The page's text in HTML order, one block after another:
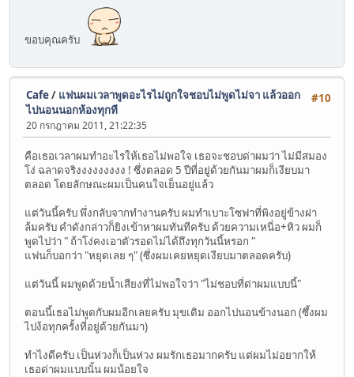
ขอบคุณครับ
#10
Cafe/ แฟนผมเวลาพูดอะไรไม่ถูกใจชอบไม่พูดไม่จา แล้วออก
ไปนอนนอกห้องทุกที
20 กรกฎาคม 2011, 21:22:35
คือเธอเวลาผมทำอะไรให้เธอไม่พอใจ เธอจะชอบด่าผมว่า ไม่มีสมอง
โง่ ฉลาดจริงงงงงงงงง ! ซึ่งตลอด 5 ปีที่อยู่ด้วยกันมาผมก็เงียบมา
ตลอด โดยลักษณะผมเป็นคนใจเย็นอยู่แล้ว
แต่วันนี้ครับ พึ่งกลับจากทำงานครับ ผมทำเบาะโซฟาที่พิงอยู่ข้างฝา
ล้มครับ คำดังกล่าวก็ยิงเข้าหาผมทันทีครับ ด้วยความเหนี่อ+หิว ผมก็
พูดไปว่า " ถ้าโง่คงเอาตัวรอดไม่ได้ถึงทุกวันนี้หรอก "
แฟนก็บอกว่า "หยุดเลย ๆ" (ซึ่งผมเคยหยุดเงียบมาตลอดครับ)
แต่วันนี้ ผมพูดด้วยน้ำเสียงที่ไม่พอใจว่า "ไม่ชอบที่ด่าผมแบบนี้"
ตอนนี้เธอไม่พูดกับผมอีกเลยครับ มุขเดิม ออกไปนอนข้างนอก (ซึ้งผม
ไปง้อทุกครั้งที่อยู่ด้วยกันมา)
ทำไงดีครับ เป็นห่วงก็เป็นห่วง ผมรักเธอมากครับ แต่ผมไม่อยากให้
เธอด่าผมแบบนั้น ผมน้อยใจ